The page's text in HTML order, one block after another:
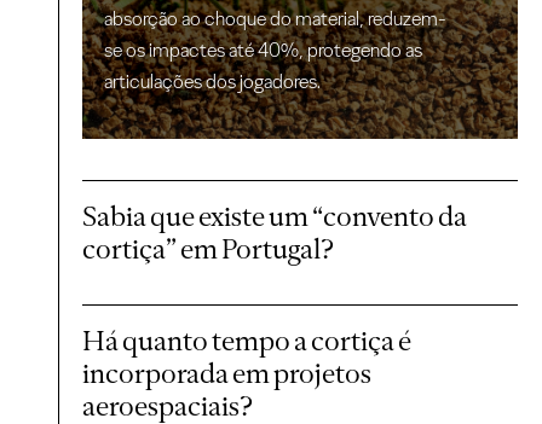
absorção ao choque do material, reduzem-
se os impactes até 40%, protegendo as
articulações dos jogadores.
Sabia que existe um “convento da
cortiça” em Portugal?
Há quanto tempo a cortiça é
incorporada em projetos
aeroespaciais?